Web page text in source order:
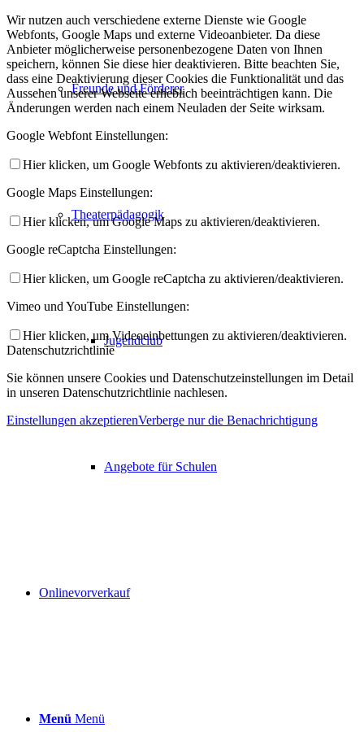
Freunde und Förderer
Theaterpädagogik
Jugendclub
Angebote für Schulen
Onlinevorverkauf
Menü Menü
Wir nutzen auch verschiedene externe Dienste wie Google
Webfonts, Google Maps und externe Videoanbieter. Da diese
Anbieter möglicherweise personenbezogene Daten von Ihnen
speichern, können Sie diese hier deaktivieren. Bitte beachten Sie,
dass eine Deaktivierung dieser Cookies die Funktionalität und das
Aussehen unserer Webseite erheblich beeinträchtigen kann. Die
Änderungen werden nach einem Neuladen der Seite wirksam.
Google Webfont Einstellungen:
Hier klicken, um Google Webfonts zu aktivieren/deaktivieren.
Google Maps Einstellungen:
Hier klicken, um Google Maps zu aktivieren/deaktivieren.
Google reCaptcha Einstellungen:
Hier klicken, um Google reCaptcha zu aktivieren/deaktivieren.
Vimeo und YouTube Einstellungen:
Hier klicken, um Videoeinbettungen zu aktivieren/deaktivieren.
Datenschutzrichtlinie
Sie können unsere Cookies und Datenschutzeinstellungen im Detail
in unseren Datenschutzrichtlinie nachlesen.
Einstellungen akzeptierenVerberge nur die Benachrichtigung